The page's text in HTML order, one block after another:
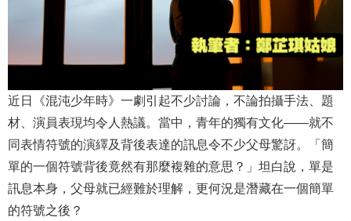
近日《混沌少年時》一劇引起不少討論，不論拍攝手法、題
材、演員表現均令人熱議。當中，青年的獨有文化——就不
同表情符號的演繹及背後表達的訊息令不少父母驚訝。「簡
單的一個符號背後竟然有那麼複雜的意思？」坦白說，單是
訊息本身，父母就已經難於理解，更何況是潛藏在一個簡單
的符號之後？